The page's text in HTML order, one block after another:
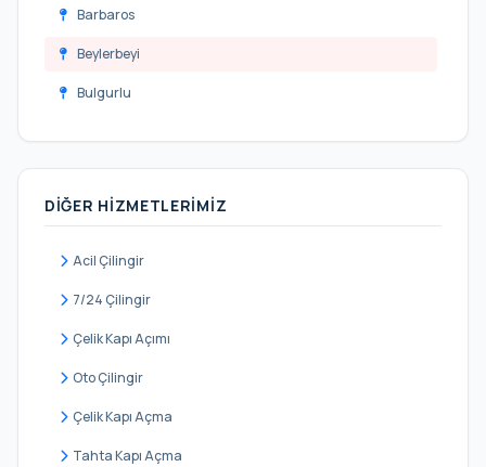
Barbaros
Beylerbeyi
Bulgurlu
Cumhuriyet
Çengelköy
DIĞER HIZMETLERIMIZ
Acil Çilingir
7/24 Çilingir
Çelik Kapı Açımı
Oto Çilingir
Çelik Kapı Açma
Tahta Kapı Açma